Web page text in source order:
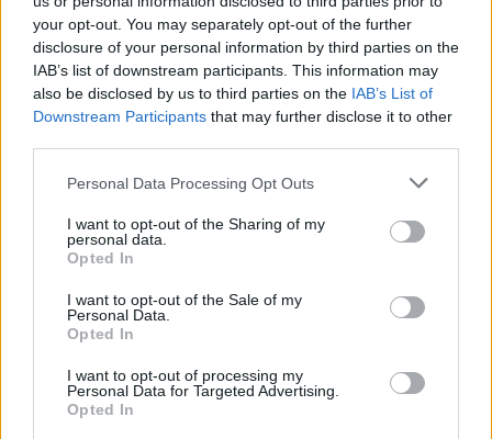
your opt-out. You may separately opt-out of the further
disclosure of your personal information by third parties on the
IAB’s list of downstream participants. This information may
also be disclosed by us to third parties on the IAB’s List of
Downstream Participants that may further disclose it to other
Please note that this website/app uses one or more Google
not limited to your visit or usage behaviour. You may click to
grant or deny consent to Google and its third-party tags to
use your data for below specified purposes in below Google
consent section.
Personal Data Processing Opt Outs
I want to opt-out of the Sharing of my
personal data.
Opted In
I want to opt-out of the Sale of my
Personal Data.
Opted In
I want to opt-out of processing my
Personal Data for Targeted Advertising.
Opted In
Instagram történetek és Reels – Mit
kell tudnod róluk?
Sáringer Viktória •2023. április 05.
Az Instagram népszerűsége továbbra is nagy, így
továbbra is fontos terület, ami hozzásegíthet minket